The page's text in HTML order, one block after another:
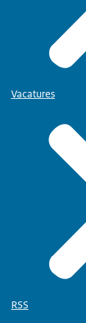
Vacatures
RSS